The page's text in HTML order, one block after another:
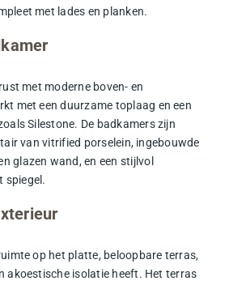
met lades en planken.
met moderne boven- en
met een duurzame toplaag en een
Silestone. De badkamers zijn
van vitrified porselein, ingebouwde
glazen wand, en een stijlvol
spiegel.
op het platte, beloopbare terras,
akoestische isolatie heeft. Het terras